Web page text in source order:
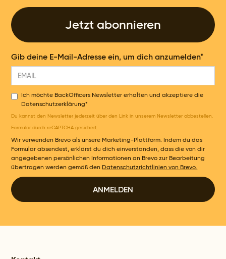
Jetzt abonnieren
Gib deine E-Mail-Adresse ein, um dich anzumelden*
Ich möchte BackOfficers Newsletter erhalten und akzeptiere die
Datenschutzerklärung*
Du kannst den Newsletter jederzeit über den Link in unserem Newsletter abbestellen.
Formular durch reCAPTCHA gesichert
Wir verwenden Brevo als unsere Marketing-Plattform. Indem du das
Formular absendest, erklärst du dich einverstanden, dass die von dir
angegebenen persönlichen Informationen an Brevo zur Bearbeitung
übertragen werden gemäß den Datenschutzrichtlinien von Brevo.